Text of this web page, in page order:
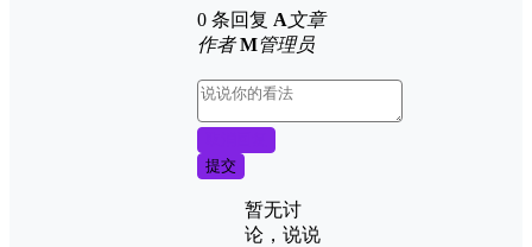
0 条回复 A文章
作者 M管理员
提交
暂无讨
论，说说